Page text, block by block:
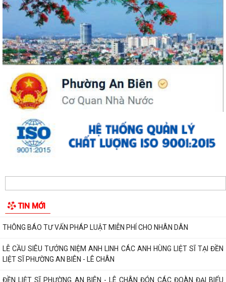
UBND phường An Biên phát động hưởng ứng Cuộc thi và Triển lãm
ảnh nghệ thuật cấp quốc gia “Tự hào...
ĐỒNG CHÍ PHÓ BÍ THƯ THƯỜNG TRỰC ĐẢNG ỦY PHƯỜNG DỰ SINH
HOẠT CHI BỘ THÁNG 8 TẠI CHI BỘ TRƯỜNG MẦM...
1/2.000 quận Lê Chân đến năm 2040
Thông báo về việc tăng cường bảo đảm trật tự an toàn giao thông,
Thông báo về việc di dời các cơ sở sản xuất, kinh doanh đang thuê đất,
thuê mặt bằng của Công ty Cổ...
THÔNG BÁO TƯ VẤN PHÁP LUẬT MIỄN PHÍ CHO NHÂN DÂN
LỄ CẦU SIÊU TƯỞNG NIỆM ANH LINH CÁC ANH HÙNG LIỆT SĨ TẠI ĐỀN
LIỆT SĨ PHƯỜNG AN BIÊN - LÊ CHÂN
ĐỀN LIỆT SĨ PHƯỜNG AN BIÊN - LÊ CHÂN ĐÓN CÁC ĐOÀN ĐẠI BIỂU
ĐẾN DÂNG HƯƠNG, DÂNG HOA TƯỞNG NIỆM CÁC...